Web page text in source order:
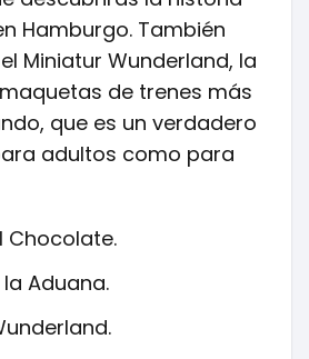
Hamburgo. También
Miniatur Wunderland, la
de trenes más
que es un verdadero
adultos como para
Chocolate.
Aduana.